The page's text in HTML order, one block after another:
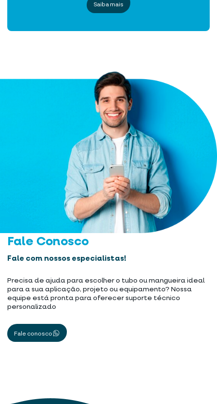
Saiba mais
Fale Conosco
Fale com nossos especialistas!
Precisa de ajuda para escolher o tubo ou mangueira ideal
para a sua aplicação, projeto ou equipamento? Nossa
equipe está pronta para oferecer suporte técnico
personalizado
Fale conosco